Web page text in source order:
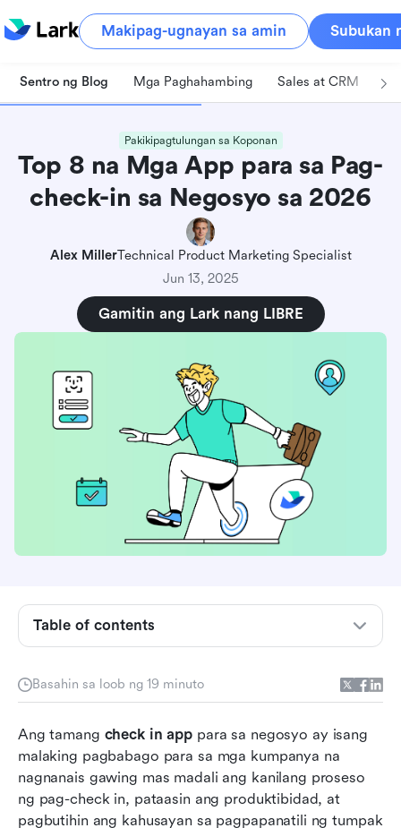
Makipag-ugnayan sa amin Subukan
Sentro ng Blog Mga Paghahambing Sales at CRM
Pakikipagtulungan sa Koponan
Top 8 na Mga App para sa Pag-
check-in sa Negosyo sa 2026
Alex MillerTechnical Product Marketing Specialist
Jun 13, 2025
Gamitin ang Lark nang LIBRE
Basahin sa loob ng 19 minuto
Ang tamang check in app para sa negosyo ay isang
malaking pagbabago para sa mga kumpanya na
nagnanais gawing mas madali ang kanilang proseso
ng pag-check in, pataasin ang produktibidad, at
pagbutihin ang kahusayan sa pagpapanatili ng tumpak
Table of contents
iyong negosyo
isang check-in app
in sa isang sulyap
8 Nangungunang mga app para sa pag-check-in
ng negosyo sa 2026